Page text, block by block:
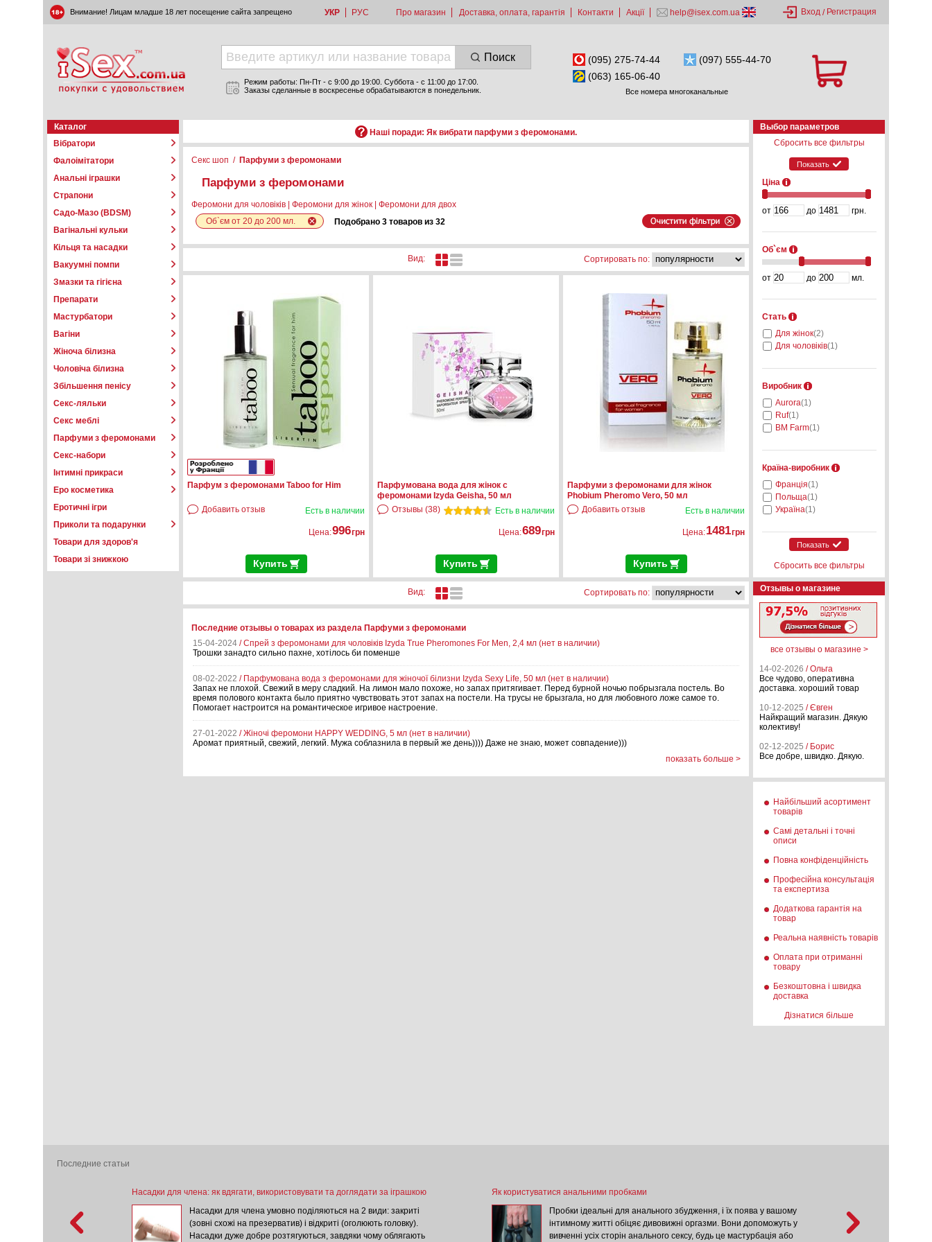
Внимание! Лицам младше 18 лет посещение сайта запрещено УКР РУС Про магазин Доставка, оплата, гарантія Контакти Акції help@isex.com.ua Вход / Регистрация
Поиск
Режим работы: Пн-Пт - c 9:00 до 19:00. Суббота - с 11:00 до 17:00.
Заказы сделанные в воскресенье обрабатываются в понедельник.
(095) 275-74-44
(097) 555-44-70
(063) 165-06-40
Все номера многоканальные
Каталог
Вібратори
Фалоімітатори
Анальні іграшки
Страпони
Садо-Мазо (BDSM)
Вагінальні кульки
Кільця та насадки
Вакуумні помпи
Змазки та гігієна
Препарати
Мастурбатори
Вагіни
Жіноча білизна
Чоловіча білизна
Збільшення пенісу
Секс-ляльки
Секс меблі
Парфуми з феромонами
Секс-набори
Інтимні прикраси
Еро косметика
Еротичні ігри
Приколи та подарунки
Товари для здоров'я
Товари зі знижкою
Наші поради: Як вибрати парфуми з феромонами.
Секс шоп / Парфуми з феромонами
Парфуми з феромонами
Феромони для чоловіків Феромони для жінок
Феромони для двох
Об`єм от 20 до 200 мл.
Подобрано 3 товаров из 32
Вид: Сортировать по:
Парфум з феромонами Taboo for Him
Добавить отзыв Есть в наличии
Цена:996грн
Купить
Парфумована вода для жінок c
феромонами Izyda Geisha, 50 мл
Отзывы (38)
Есть в наличии
Цена:689грн
Купить
Парфуми з феромонами для жінок
Phobium Pheromo Vero, 50 мл
Добавить отзыв
Есть в наличии
Цена:1481грн
Купить
Вид: Сортировать по:
Последние отзывы о товарах из раздела Парфуми з феромонами
15-04-2024 / Спрей з феромонами для чоловіків Izyda True Pheromones For Men, 2,4 мл (нет в наличии)
Трошки занадто сильно пахне, хотілось би поменше
08-02-2022 / Парфумована вода з феромонами для жіночої білизни Izyda Sexy Life, 50 мл (нет в наличии)
Запах не плохой. Свежий в меру сладкий. На лимон мало похоже, но запах притягивает. Перед бурной ночью побрызгала постель. Во
время полового контакта было приятно чувствовать этот запах на постели. На трусы не брызгала, но для любовного ложе самое то.
Помогает настроится на романтическое игривое настроение.
27-01-2022 / Жіночі феромони HAPPY WEDDING, 5 мл (нет в наличии)
Аромат приятный, свежий, легкий. Мужа соблазнила в первый же день)))) Даже не знаю, может совпадение)))
Не знаю из-за духов или из-за меня с этими духами, но мой мужчина стал более раскрепощенным, активным. Запах немного
показать больше >
Выбор параметров
Сбросить все фильтры
Показать
Ціна
от до грн.
Об`єм
от до мл.
Стать
Для жінок(2)
Для чоловіків(1)
Виробник
Aurora(1)
Ruf(1)
BM Farm(1)
Країна-виробник
Франція(1)
Польща(1)
Україна(1)
Показать
Сбросить все фильтры
Отзывы о магазине
все отзывы о магазине >
14-02-2026 / Ольга
Все чудово, оперативна
доставка. хороший товар
10-12-2025 / Євген
Найкращий магазин. Дякую
колективу!
02-12-2025 / Борис
Все добре, швидко. Дякую.
Найбільший асортимент
товарів
Самі детальні і точні
описи
Повна конфіденційність
Професійна консультація
та експертиза
Додаткова гарантія на
товар
Реальна наявність товарів
Оплата при отриманні
товару
Безкоштовна і швидка
доставка
Дізнатися більше
Последние статьи
ваші ласки, то немає
Але перед тим як брати
для масажу, потрібно знати,
Насадки для члена: як вдягати, використовувати та доглядати за іграшкою
Насадки для члена умовно поділяються на 2 види: закриті
(зовні схожі на презерватив) і відкриті (оголюють головку).
Насадки дуже добре розтягуються, завдяки чому облягають
Як користуватися анальними пробками
Пробки ідеальні для анального збудження, і їх поява у вашому
інтимному житті обіцяє дивовижні оргазми. Вони допоможуть у
вивченні усіх сторін анального сексу, будь це мастурбація або
вульві - це як